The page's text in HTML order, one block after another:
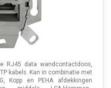
RJ45 data wandcontactdoos,
kabels. Kan in combinatie met
Kopp en PEHA afdekkingen